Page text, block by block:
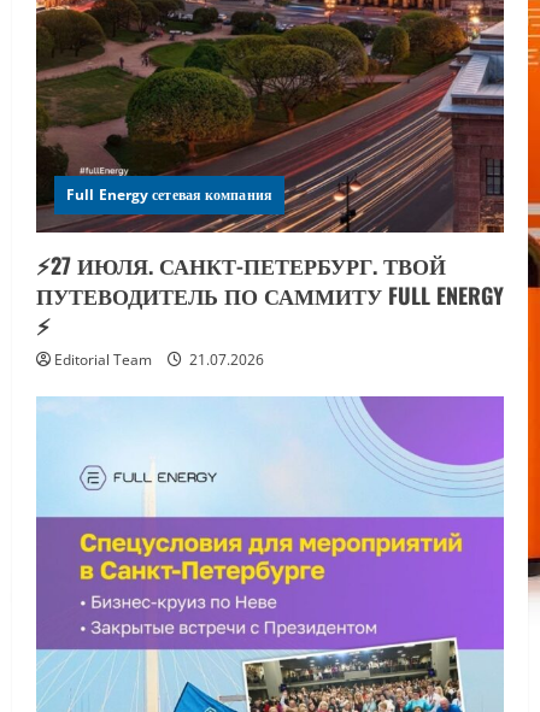
Full Energy сетевая компания
⚡️27 ИЮЛЯ. САНКТ-ПЕТЕРБУРГ. ТВОЙ
ПУТЕВОДИТЕЛЬ ПО САММИТУ FULL ENERGY
⚡️
Editorial Team 21.07.2026